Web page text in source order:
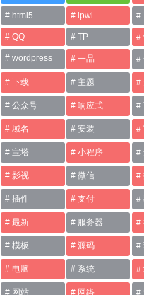
html5 ipwl
QQ TP
wordpress 一品
下载 主题
公众号 响应式
域名 安装
宝塔 小程序
影视 微信
插件 支付
最新 服务器
模板 源码
电脑 系统
网站 网络